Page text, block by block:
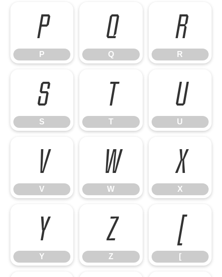
P
P
Q
Q
R
R
S
S
T
T
U
U
V
V
W
W
X
X
Y
Y
Z
Z
[
[